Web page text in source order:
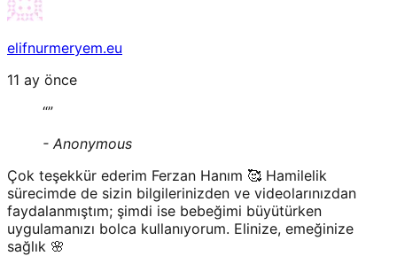
elifnurmeryem.eu
11 ay önce
“”
- Anonymous
Çok teşekkür ederim Ferzan Hanım 🥰 Hamilelik
sürecimde de sizin bilgilerinizden ve videolarınızdan
faydalanmıştım; şimdi ise bebeğimi büyütürken
uygulamanızı bolca kullanıyorum. Elinize, emeğinize
sağlık 🌸